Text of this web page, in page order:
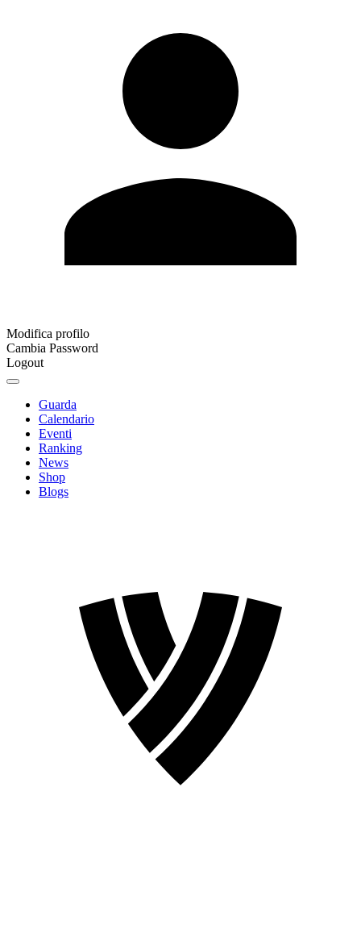
Modifica profilo
Cambia Password
Logout
Guarda
Calendario
Eventi
Ranking
News
Shop
Blogs